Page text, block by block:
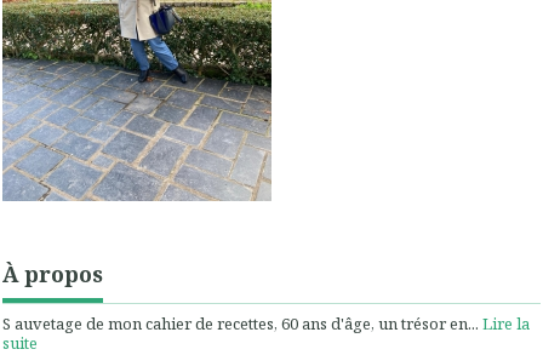
À propos
S auvetage de mon cahier de recettes, 60 ans d'âge, un trésor en... Lire la
suite